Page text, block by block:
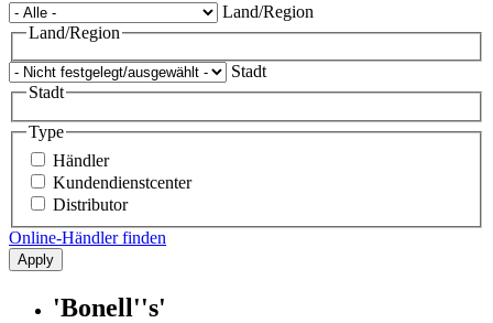
Land/Region
Land/Region
Stadt
Stadt
Type
Händler
Kundendienstcenter
Distributor
Online-Händler finden
Apply
'Bonell''s'